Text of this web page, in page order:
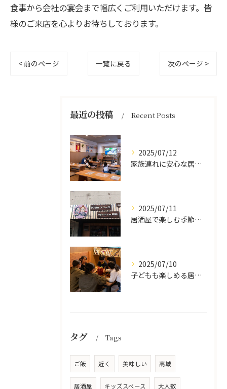
食事から会社の宴会まで幅広くご利用いただけます。皆
様のご来店を心よりお待ちしております。
< 前のページ 一覧に戻る 次のページ >
最近の投稿 Recent Posts
2025/07/12
家族連れに安心な居酒屋体験
2025/07/11
居酒屋で楽しむ季節の味覚と生中継スポーツ観戦
2025/07/10
子どもも楽しめる居酒屋の魅力
タグ Tags
ご飯 近く 美味しい 高城
居酒屋 キッズスペース 大人数